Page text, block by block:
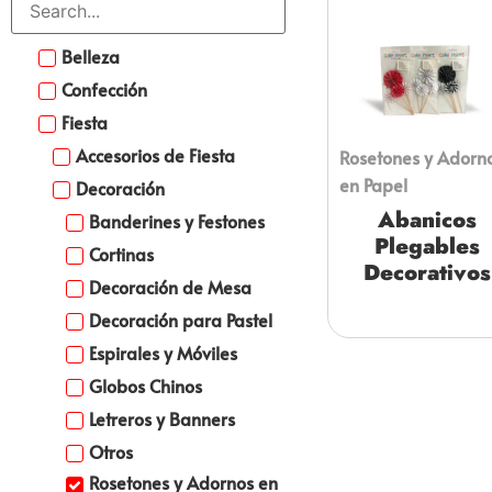
Belleza
Confección
Fiesta
Accesorios de Fiesta
Decoración
Banderines y Festones
Cortinas
Decoración de Mesa
Decoración para Pastel
Espirales y Móviles
Globos Chinos
Letreros y Banners
Otros
Rosetones y Adornos en
Rosetones y
en Papel
Abanicos
Plegables
Decorativos